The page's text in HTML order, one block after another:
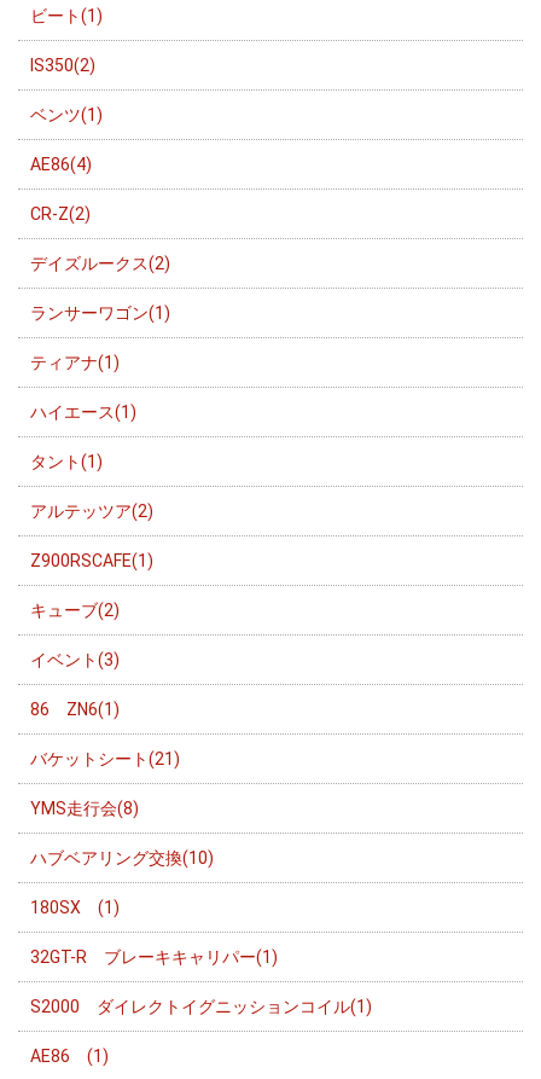
ビート(1)
IS350(2)
ベンツ(1)
AE86(4)
CR-Z(2)
デイズルークス(2)
ランサーワゴン(1)
ティアナ(1)
ハイエース(1)
タント(1)
アルテッツア(2)
Z900RSCAFE(1)
キューブ(2)
イベント(3)
86 ZN6(1)
バケットシート(21)
YMS走行会(8)
ハブベアリング交換(10)
180SX (1)
32GT-R ブレーキキャリパー(1)
S2000 ダイレクトイグニッションコイル(1)
AE86 (1)